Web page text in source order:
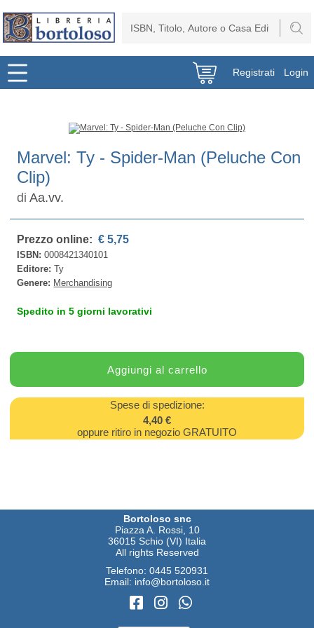
Registrati Login
Marvel: Ty - Spider-Man (Peluche Con
Clip)
diAa.vv.
Prezzo online: € 5,75
ISBN:0008421340101
Editore:Ty
Genere: Merchandising
Spedito in 5 giorni lavorativi
Spese di spedizione:
4,40 €
oppure ritiro in negozio GRATUITO
Bortoloso snc
Piazza A. Rossi, 10
36015 Schio (VI) Italia
All rights Reserved
Telefono: 0445 520931
Email: info@bortoloso.it